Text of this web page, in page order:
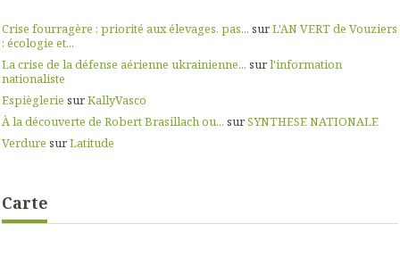
Crise fourragère : priorité aux élevages, pas... surL'AN VERT de Vouziers
: écologie et...
La crise de la défense aérienne ukrainienne... surl'information
nationaliste
Espièglerie surKallyVasco
À la découverte de Robert Brasillach ou... surSYNTHESE NATIONALE
Verdure surLatitude
Carte